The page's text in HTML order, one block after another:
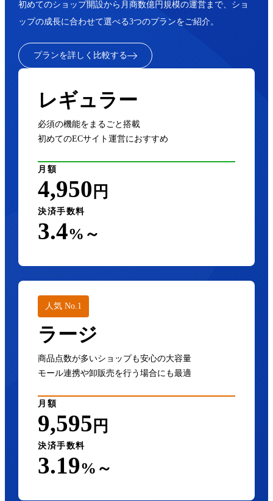
初めてのショップ開設から月商数億円規模の運営まで、ショ
ップの成長に合わせて選べる3つのプランをご紹介。
プランを詳しく比較する
レギュラー
必須の機能をまるごと搭載
初めてのECサイト運営におすすめ
月額
4,950 円
決済手数料
3.4%～
人気 No.1
ラージ
商品点数が多いショップも安心の大容量
モール連携や卸販売を行う場合にも最適
月額
9,595 円
決済手数料
3.19%～